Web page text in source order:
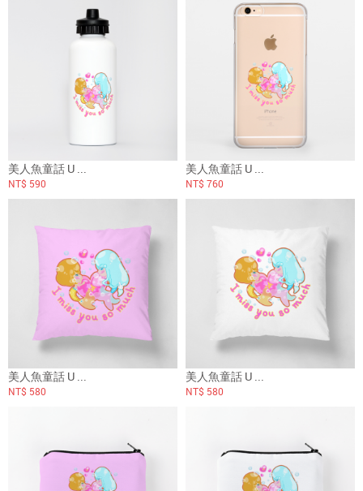
美人魚童話 U ...
NT$ 590
美人魚童話 U ...
NT$ 760
美人魚童話 U ...
NT$ 580
美人魚童話 U ...
NT$ 580